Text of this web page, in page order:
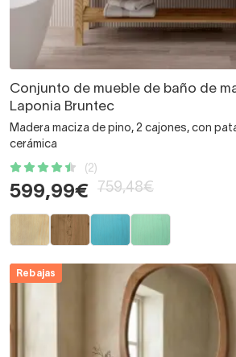
Conjunto de mueble de baño de
Laponia Bruntec
Madera maciza de pino, 2 cajones, con
cerámica
(2)
599,99€ 759,48€
Rebajas